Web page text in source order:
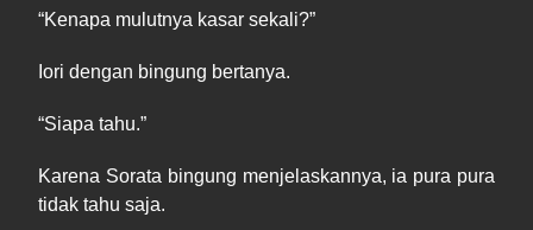
“Kenapa mulutnya kasar sekali?”
Iori dengan bingung bertanya.
“Siapa tahu.”
Karena Sorata bingung menjelaskannya, ia pura pura
tidak tahu saja.